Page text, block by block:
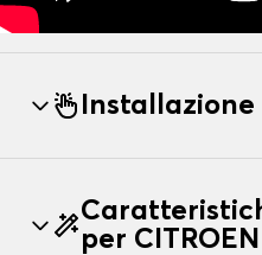
Installazione
per